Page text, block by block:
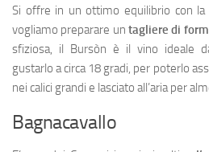
Si offre in un ottimo equilibrio con la
vogliamo preparare un tagliere di
sfiziosa, il Bursòn è il vino ideale
gustarlo a circa 18 gradi, per poterlo
nei calici grandi e lasciato all’aria per
Bagnacavallo